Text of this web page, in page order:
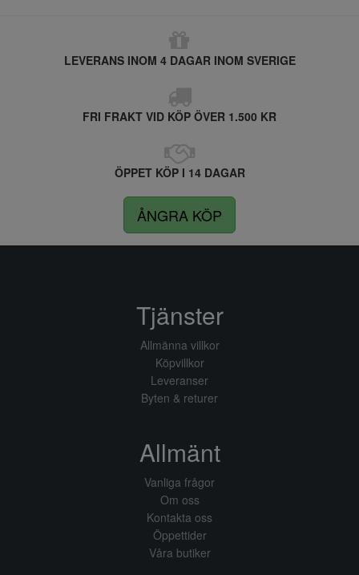
LEVERANS INOM 4 DAGAR INOM SVERIGE
FRI FRAKT VID KÖP ÖVER 1.500 KR
ÖPPET KÖP I 14 DAGAR
ÅNGRA KÖP
Tjänster
Allmänna villkor
Köpvillkor
Leveranser
Byten & returer
Allmänt
Vanliga frågor
Om oss
Kontakta oss
Öppettider
Våra butiker